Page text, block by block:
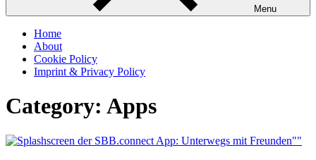
Menu
Home
About
Cookie Policy
Imprint & Privacy Policy
Category: Apps